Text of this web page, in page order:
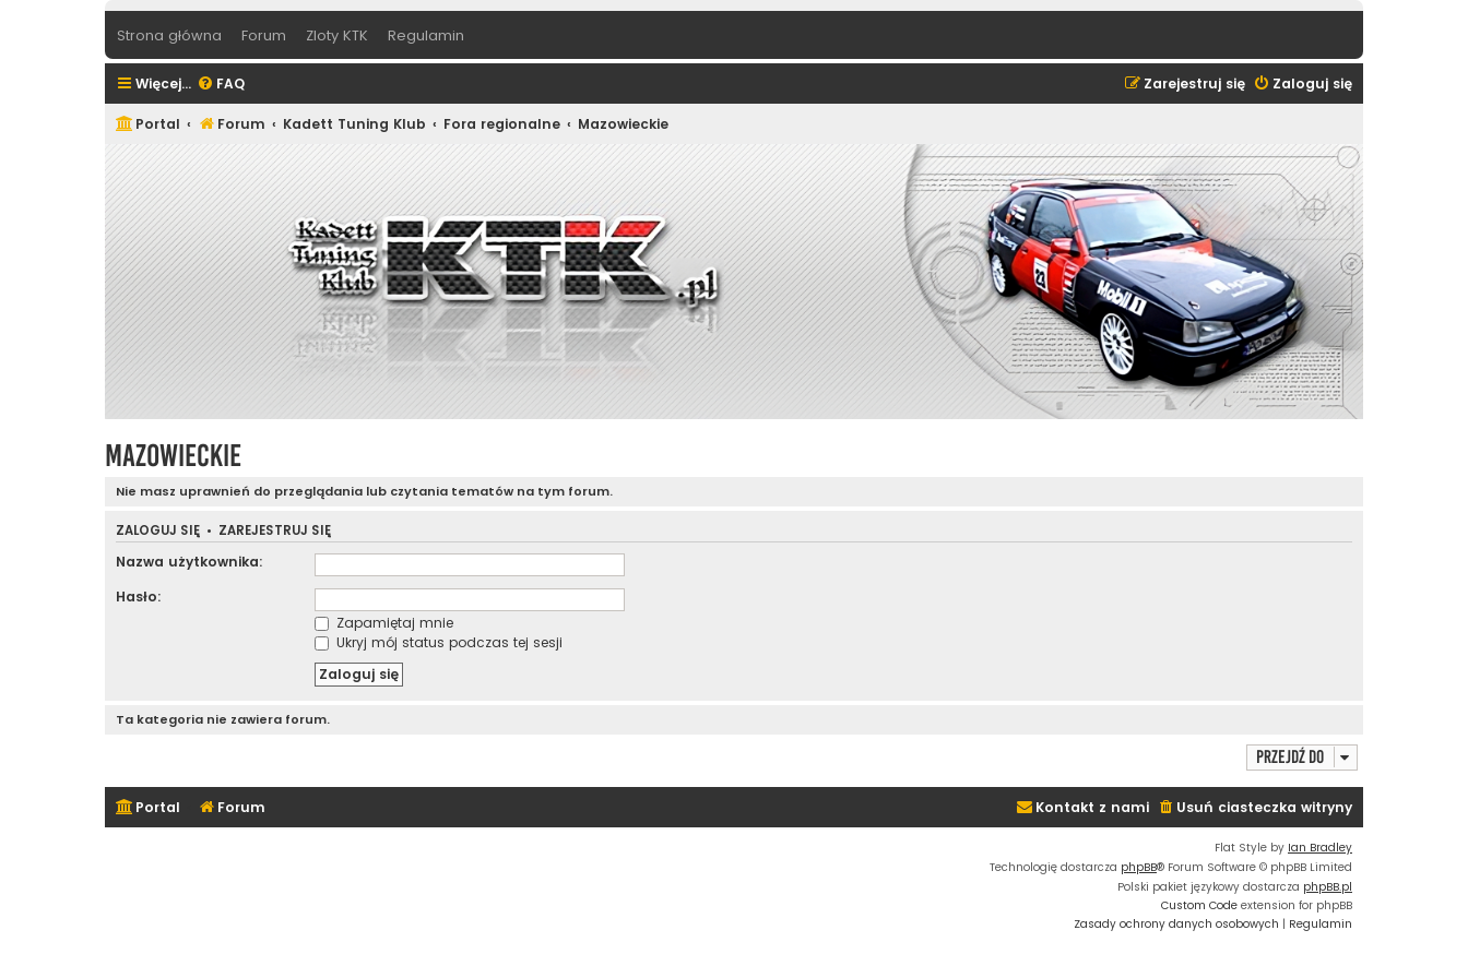
Strona główna Forum Zloty KTK Regulamin
Więcej… FAQ Zaloguj się
Zarejestruj się
Portal Forum Kadett Tuning Klub Fora regionalne Mazowieckie
Mazowieckie
Nie masz uprawnień do przeglądania lub czytania tematów na tym forum.
ZALOGUJ SIĘ • ZAREJESTRUJ SIĘ
Nazwa użytkownika:
Hasło:
Zapamiętaj mnie
Ukryj mój status podczas tej sesji
Ta kategoria nie zawiera forum.
Przejdź do
Portal Forum Usuń ciasteczka witryny
Kontakt z nami
Flat Style by Ian Bradley
Technologię dostarcza phpBB® Forum Software © phpBB Limited
Polski pakiet językowy dostarcza phpBB.pl
Custom Code extension for phpBB
Zasady ochrony danych osobowych | Regulamin